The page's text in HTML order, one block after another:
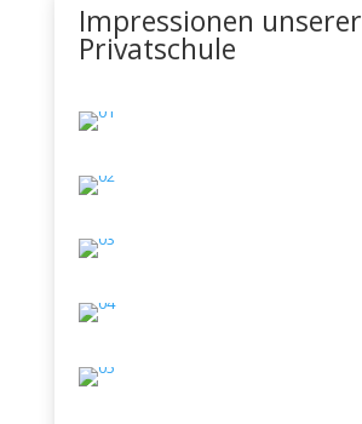
Impressionen unserer
Privatschule